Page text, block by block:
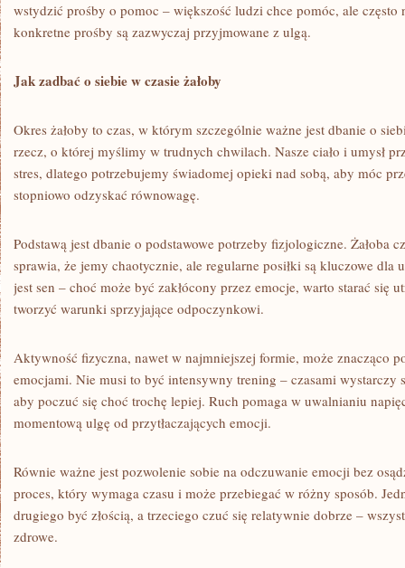
wstydzić prośby o pomoc – większość ludzi chce pomóc, ale
konkretne prośby są zazwyczaj przyjmowane z ulgą.
Jak zadbać o siebie w czasie żałoby
Okres żałoby to czas, w którym szczególnie ważne jest dbanie o
rzecz, o której myślimy w trudnych chwilach. Nasze ciało i umysł
stres, dlatego potrzebujemy świadomej opieki nad sobą, aby móc
stopniowo odzyskać równowagę.
Podstawą jest dbanie o podstawowe potrzeby fizjologiczne. Żałoba
sprawia, że jemy chaotycznie, ale regularne posiłki są kluczowe dla
jest sen – choć może być zakłócony przez emocje, warto starać się
tworzyć warunki sprzyjające odpoczynkowi.
Aktywność fizyczna, nawet w najmniejszej formie, może znacząco
emocjami. Nie musi to być intensywny trening – czasami wystarczy
aby poczuć się choć trochę lepiej. Ruch pomaga w uwalnianiu
momentową ulgę od przytłaczających emocji.
Równie ważne jest pozwolenie sobie na odczuwanie emocji bez
proces, który wymaga czasu i może przebiegać w różny sposób.
drugiego być złością, a trzeciego czuć się relatywnie dobrze –
zdrowe.